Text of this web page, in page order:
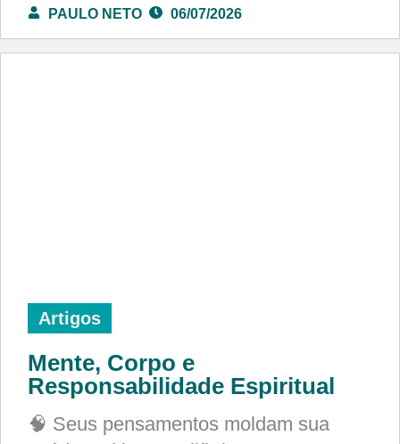
PAULO NETO 06/07/2026
Artigos
Mente, Corpo e
Responsabilidade Espiritual
🧠 Seus pensamentos moldam sua